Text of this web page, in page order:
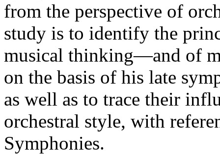
from the perspective of
study is to identify the
musical thinking—and of
on the basis of his late
as well as to trace their
orchestral style, with
Symphonies.